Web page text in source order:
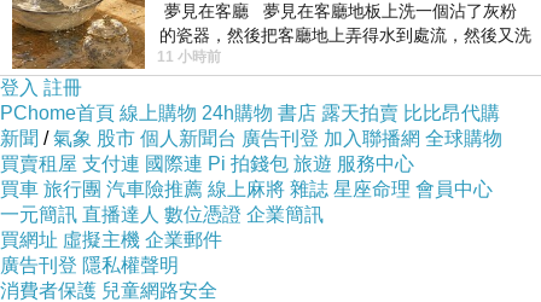
夢見在客廳 夢見在客廳地板上洗一個沾了灰粉
的瓷器，然後把客廳地上弄得水到處流，然後又洗
一頂棒球潮帽，後來發現帽
11 小時前
登入 註冊
PChome首頁 線上購物 24h購物 書店 露天拍賣 比比昂代購
新聞 /氣象 股市 個人新聞台 廣告刊登 加入聯播網 全球購物
買賣租屋 支付連 國際連 Pi 拍錢包 旅遊 服務中心
買車 旅行團 汽車險推薦 線上麻將 雜誌 星座命理 會員中心
一元簡訊 直播達人 數位憑證 企業簡訊
買網址 虛擬主機 企業郵件
廣告刊登 隱私權聲明
消費者保護 兒童網路安全